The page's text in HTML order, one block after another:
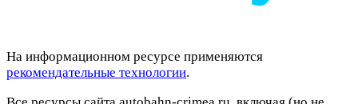
На информационном ресурсе применяются
рекомендательные технологии.